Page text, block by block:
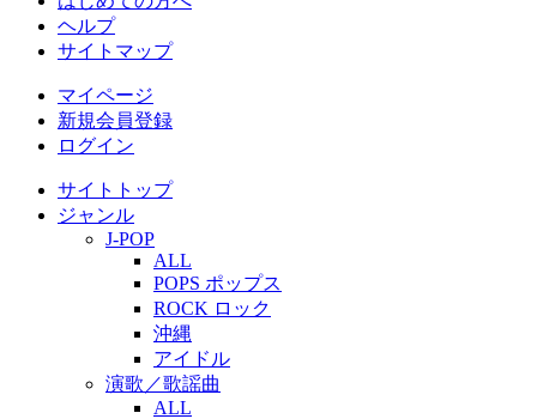
ヘルプ
サイトマップ
マイページ
新規会員登録
ログイン
サイトトップ
ジャンル
J-POP
ALL
POPS ポップス
ROCK ロック
沖縄
アイドル
演歌／歌謡曲
ALL